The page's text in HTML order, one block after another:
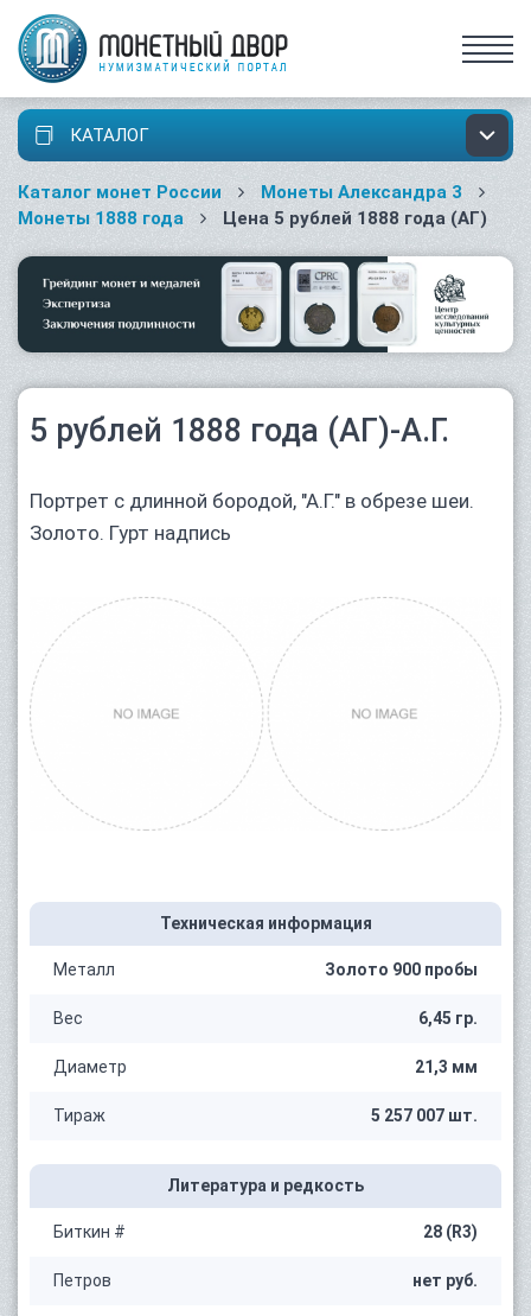
КАТАЛОГ
Каталог монет России
Монеты Александра 3
Монеты 1888 года
Цена 5 рублей 1888 года (АГ)
5 рублей 1888 года (АГ)-А.Г.
Портрет с длинной бородой, "А.Г." в обрезе шеи.
Золото. Гурт надпись
Техническая информация
Металл Золото 900 пробы
Вес 6,45 гр.
Диаметр 21,3 мм
Тираж 5 257 007 шт.
Литература и редкость
Биткин # 28 (R3)
Петров нет руб.